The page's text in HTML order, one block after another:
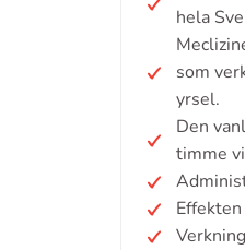
hela
som
yrsel.
Den
timme